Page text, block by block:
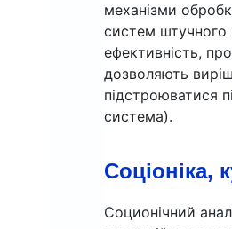
механізми
систем штучного
ефективність,
дозволяють
підстроюватися
система).
Соціоніка,
Соционічний